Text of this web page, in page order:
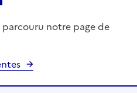
parcouru notre page de